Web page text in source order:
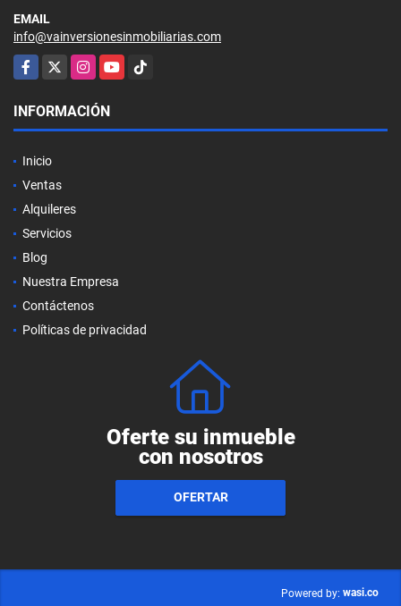
EMAIL
info@vainversionesinmobiliarias.com
Facebook
X InstagramYouTubeTikTok
INFORMACIÓN
Inicio
Ventas
Alquileres
Servicios
Blog
Nuestra Empresa
Contáctenos
Políticas de privacidad
Oferte su inmueble
con nosotros
OFERTAR
Powered by: wasi.co